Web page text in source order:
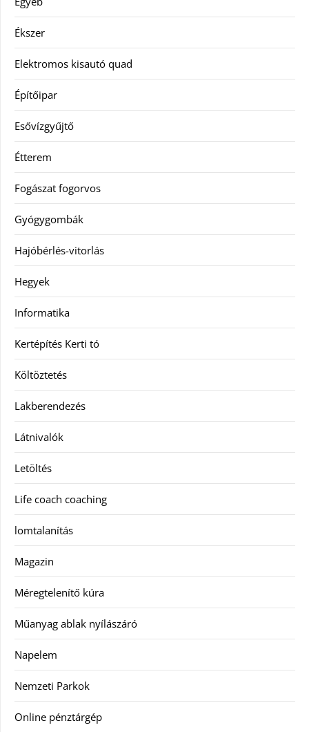
Ékszer
Elektromos kisautó quad
Építőipar
Esővízgyűjtő
Étterem
Fogászat fogorvos
Gyógygombák
Hajóbérlés-vitorlás
Hegyek
Informatika
Kertépítés Kerti tó
Költöztetés
Lakberendezés
Látnivalók
Letöltés
Life coach coaching
lomtalanítás
Magazin
Méregtelenítő kúra
Műanyag ablak nyílászáró
Napelem
Nemzeti Parkok
Online pénztárgép